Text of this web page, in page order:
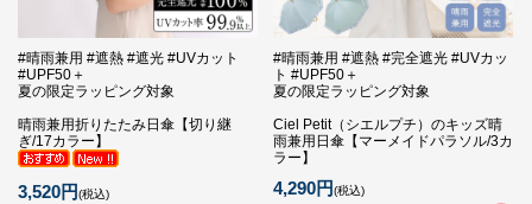
#晴雨兼用 #遮熱 #遮光 #UVカット
#UPF50＋
夏の限定ラッピング対象
晴雨兼用折りたたみ日傘【切り継
ぎ/17カラー】
3,520円(税込)
#晴雨兼用 #遮熱 #完全遮光 #UVカッ
ト #UPF50＋
夏の限定ラッピング対象
Ciel Petit（シエルプチ）のキッズ晴
雨兼用日傘【マーメイドパラソル/3カ
ラー】
4,290円(税込)